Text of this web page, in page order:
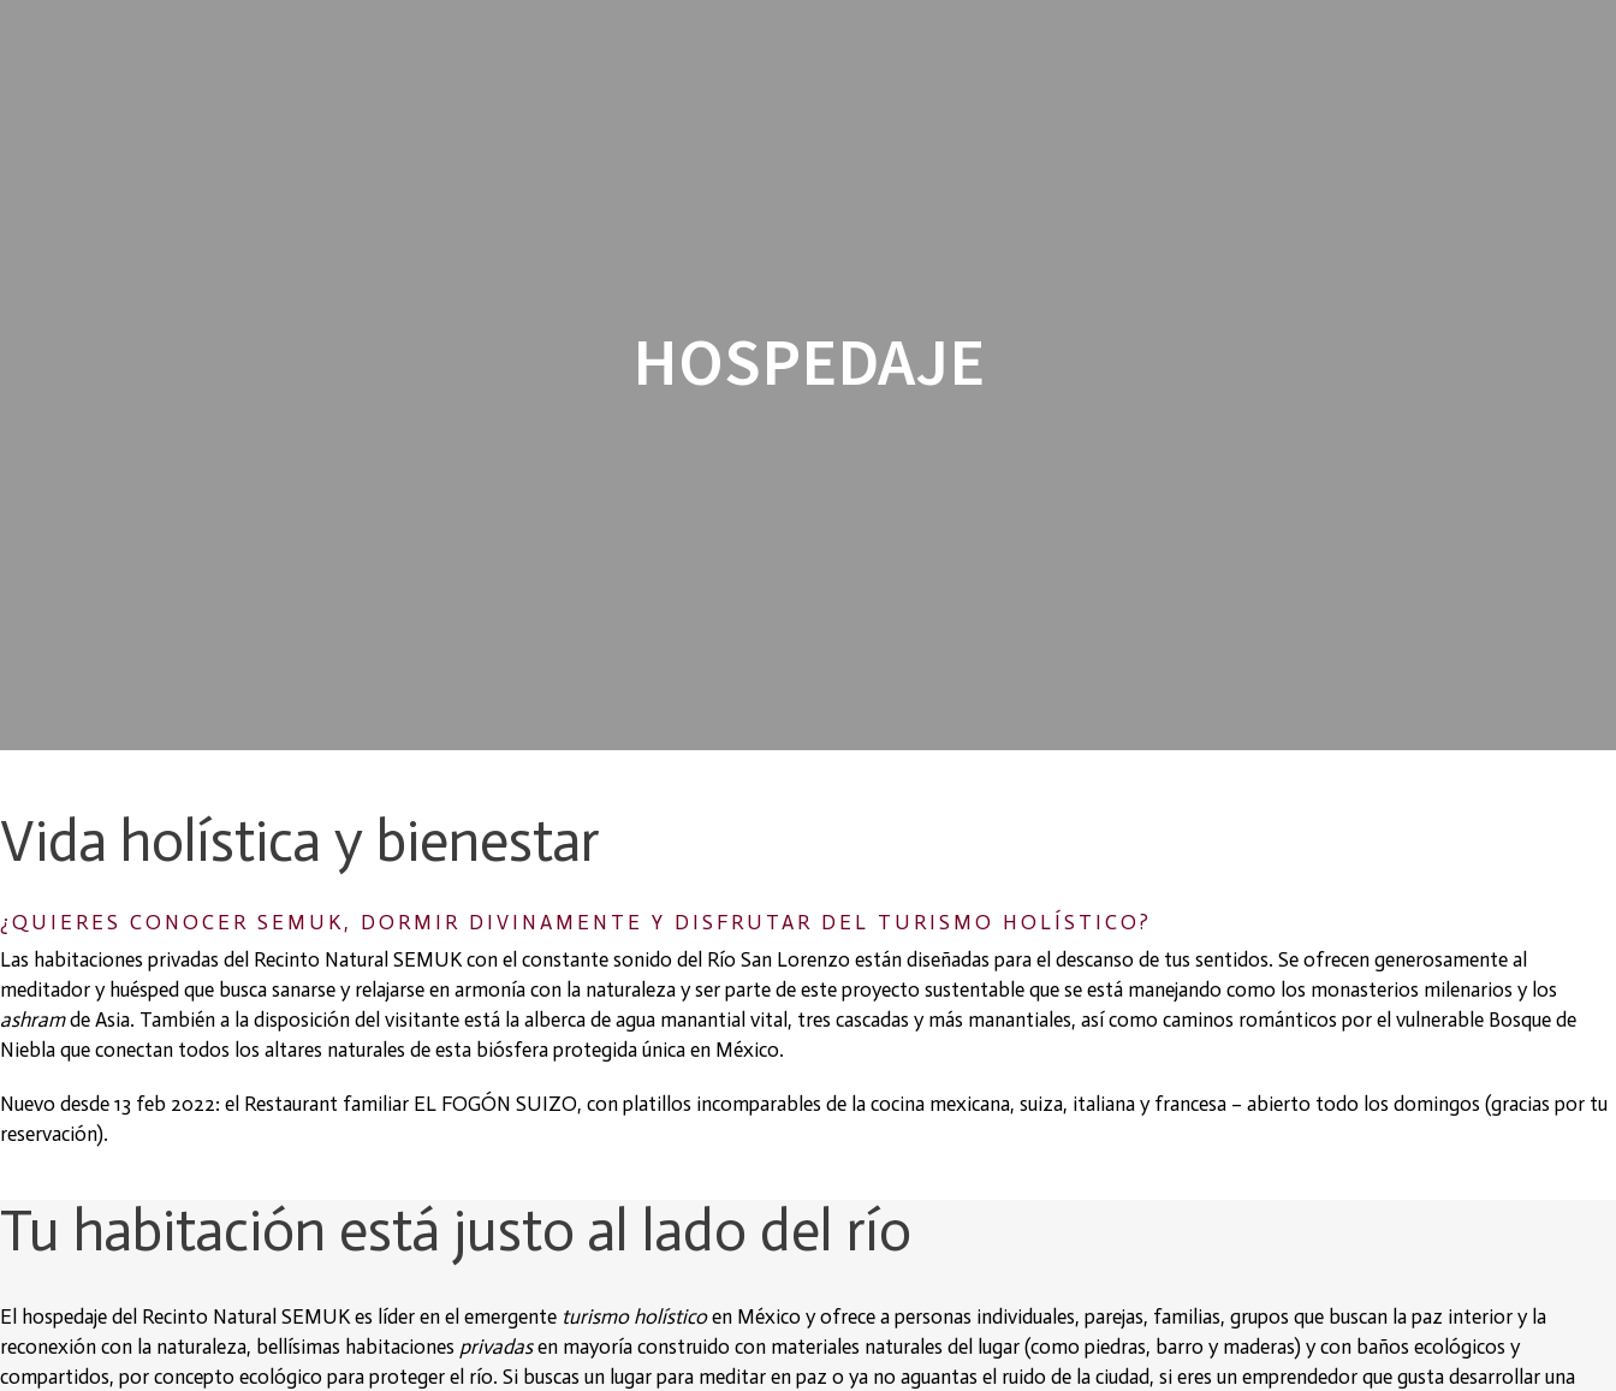
HOSPEDAJE
Vida holística y bienestar
¿QUIERES CONOCER SEMUK, DORMIR DIVINAMENTE Y DISFRUTAR DEL TURISMO HOLÍSTICO?
Las habitaciones privadas del Recinto Natural SEMUK con el constante sonido del Río San Lorenzo están diseñadas para el descanso de tus sentidos. Se ofrecen generosamente al
meditador y huésped que busca sanarse y relajarse en armonía con la naturaleza y ser parte de este proyecto sustentable que se está manejando como los monasterios milenarios y los
ashramde Asia. También a la disposición del visitante está la alberca de agua manantial vital, tres cascadas y más manantiales, así como caminos románticos por el vulnerable Bosque de
Niebla que conectan todos los altares naturales de esta biósfera protegida única en México.
Nuevo desde 13 feb 2022: el Restaurant familiar EL FOGÓN SUIZO, con platillos incomparables de la cocina mexicana, suiza, italiana y francesa – abierto todo los domingos (gracias por tu
reservación).
Tu habitación está justo al lado del río
El hospedaje del Recinto Natural SEMUK es líder en el emergente turismo holísticoen México y ofrece a personas individuales, parejas, familias, grupos que buscan la paz interior y la
reconexión con la naturaleza, bellísimas habitaciones privadasen mayoría construido con materiales naturales del lugar (como piedras, barro y maderas) y con baños ecológicos y
compartidos, por concepto ecológico para proteger el río. Si buscas un lugar para meditar en paz o ya no aguantas el ruido de la ciudad, si eres un emprendedor que gusta desarrollar una